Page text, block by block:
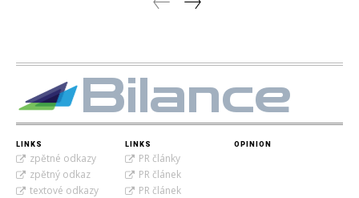
Bilance
LINKS
zpětné odkazy
zpětný odkaz
textové odkazy
LINKS
PR články
PR článek
PR článek
OPINION